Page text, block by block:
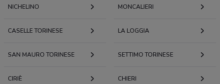
NICHELINO MONCALIERI
CASELLE TORINESE LA LOGGIA
SAN MAURO TORINESE SETTIMO TORINESE
CIRIÈ CHIERI